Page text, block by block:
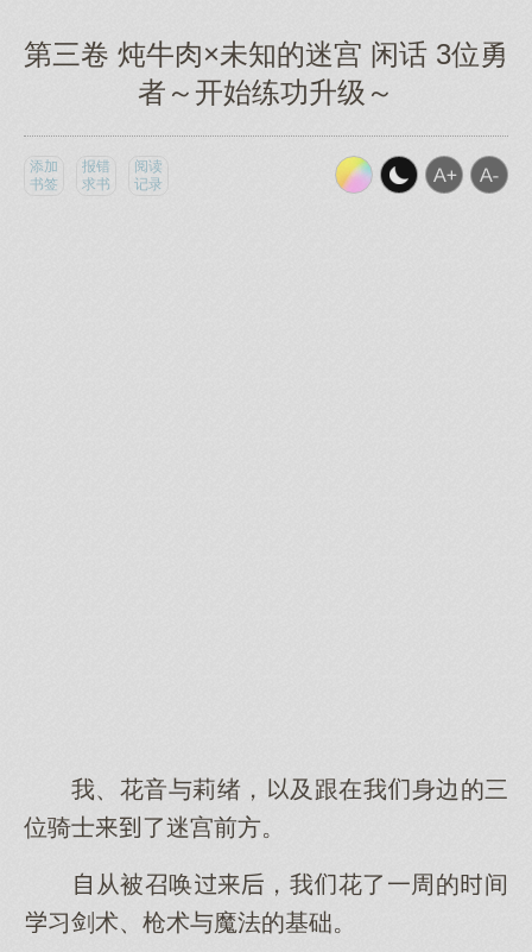
第三卷 炖牛肉×未知的迷宫 闲话 3位勇
者～开始练功升级～
添加
书签
报错
求书
阅读
记录
我、花音与莉绪，及跟在我身边的三
位骑士了迷宫前方。
从被召唤，我花了一周的间
习剑术、枪术与魔法的基础。